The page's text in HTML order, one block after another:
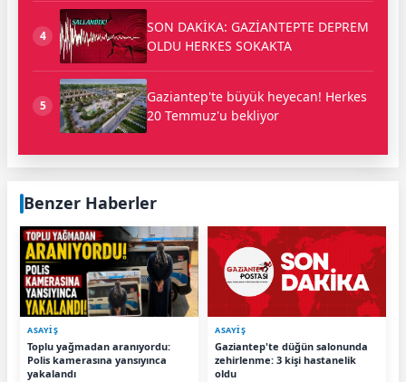
4
SON DAKİKA: GAZİANTEPTE DEPREM
OLDU HERKES SOKAKTA
5
Gaziantep'te büyük heyecan! Herkes
20 Temmuz'u bekliyor
Benzer Haberler
ASAYİŞ
Toplu yağmadan aranıyordu:
Polis kamerasına yansıyınca
yakalandı
ASAYİŞ
Gaziantep'te düğün salonunda
zehirlenme: 3 kişi hastanelik
oldu